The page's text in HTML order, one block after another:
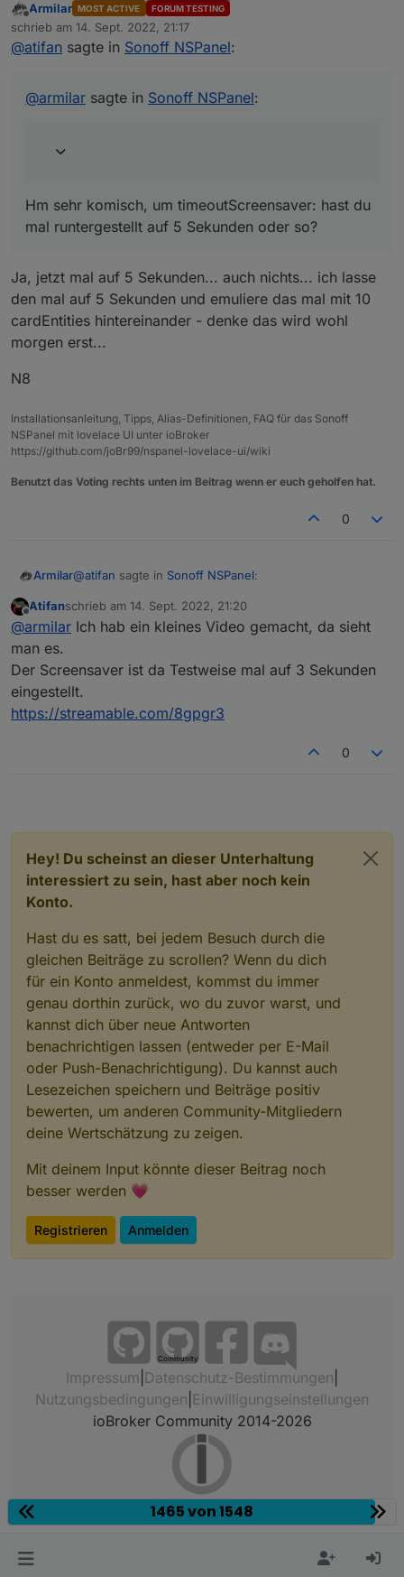
Kann den Fehler nicht reproduzieren. Habe jetzt
mal auf 2 aufeinanderfolgenden cardEnities 2
Minuten lang geswitcht. Das Ding bleibt hell... bei
Hm sehr komisch, um timeoutScreensaver: hast du mal
Offline
Armilar MOST ACTIVE FORUM TESTING
schrieb am 14. Sept. 2022, 21:17
zuletzt editiert von
@atifan sagte in Sonoff NSPanel:
@armilar sagte in Sonoff NSPanel:
Hm sehr komisch, um timeoutScreensaver: hast du
mal runtergestellt auf 5 Sekunden oder so?
Ja, jetzt mal auf 5 Sekunden... auch nichts... ich lasse
den mal auf 5 Sekunden und emuliere das mal mit 10
cardEntities hintereinander - denke das wird wohl
morgen erst...
N8
Installationsanleitung, Tipps, Alias-Definitionen, FAQ für das Sonoff
NSPanel mit lovelace UI unter ioBroker
https://github.com/joBr99/nspanel-lovelace-ui/wiki
Benutzt das Voting rechts unten im Beitrag wenn er euch geholfen hat.
0
Armilar@atifan sagte in Sonoff NSPanel:
@ armilarsagte inSonoff NSPanel:
Kann den Fehler nicht reproduzieren. Habe
cardEnities 2 Minuten lang geswitcht. Das
Ding bleibt hell... bei mir
den mal auf 5 Sekunden und emuliere das mal mit 10
cardEntities hintereinander - denke das wird wohl
morgen erst...
N8
Offline
Atifanschrieb am 14. Sept. 2022, 21:20
zuletzt editiert von
@armilar Ich hab ein kleines Video gemacht, da sieht
man es.
Der Screensaver ist da Testweise mal auf 3 Sekunden
eingestellt.
https://streamable.com/8gpgr3
0
Hey! Du scheinst an dieser Unterhaltung
interessiert zu sein, hast aber noch kein
Konto.
Hast du es satt, bei jedem Besuch durch die
gleichen Beiträge zu scrollen? Wenn du dich
für ein Konto anmeldest, kommst du immer
genau dorthin zurück, wo du zuvor warst, und
kannst dich über neue Antworten
benachrichtigen lassen (entweder per E-Mail
oder Push-Benachrichtigung). Du kannst auch
Lesezeichen speichern und Beiträge positiv
bewerten, um anderen Community-Mitgliedern
deine Wertschätzung zu zeigen.
Mit deinem Input könnte dieser Beitrag noch
besser werden 💗
Registrieren Anmelden
Community
Impressum Datenschutz-Bestimmungen
Nutzungsbedingungen Einwilligungseinstellungen
ioBroker Community 2014-2026
1465 von 1548